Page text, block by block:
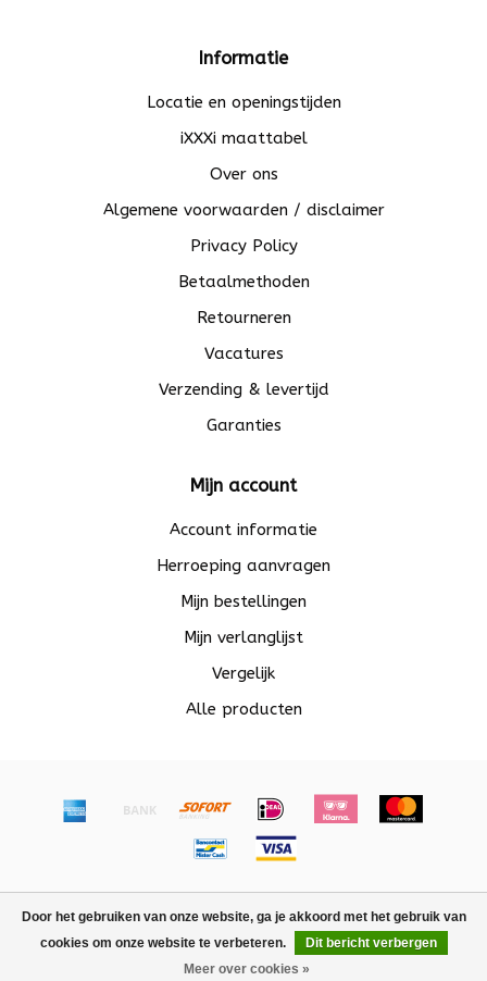
Door het gebruiken van onze website, ga je akkoord met het gebruik van
cookies om onze website te verbeteren.
Dit bericht verbergen
Meer over cookies »
Informatie
Locatie en openingstijden
iXXXi maattabel
Over ons
Algemene voorwaarden / disclaimer
Privacy Policy
Betaalmethoden
Retourneren
Vacatures
Verzending & levertijd
Garanties
Mijn account
Account informatie
Herroeping aanvragen
Mijn bestellingen
Mijn verlanglijst
Vergelijk
Alle producten
Lightspeed design
Dyvelopment